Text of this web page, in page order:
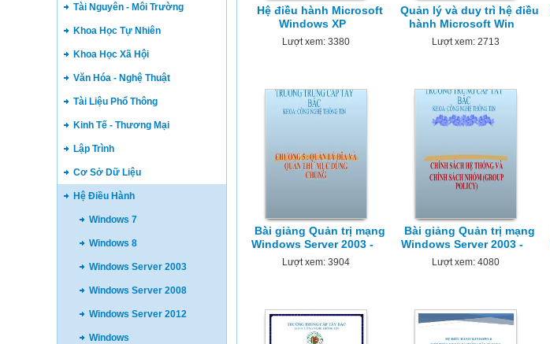
Tài Nguyên - Môi Trường
Khoa Học Tự Nhiên
Khoa Học Xã Hội
Văn Hóa - Nghệ Thuật
Tài Liệu Phổ Thông
Kinh Tế - Thương Mại
Lập Trình
Cơ Sở Dữ Liệu
Hệ Điều Hành
Windows 7
Windows 8
Windows Server 2003
Windows Server 2008
Windows Server 2012
Windows
Hệ điều hành Microsoft
Windows XP
Lượt xem: 3380
Quản lý và duy trì hệ điều
hành Microsoft Win
Lượt xem: 2713
Bài giảng Quản trị mạng
Windows Server 2003 -
Lượt xem: 3904
Bài giảng Quản trị mạng
Windows Server 2003 -
Lượt xem: 4080